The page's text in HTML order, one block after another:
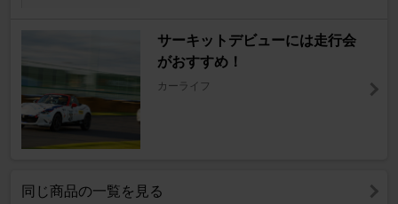
サーキットデビューには走行会
がおすすめ！
カーライフ
同じ商品の一覧を見る